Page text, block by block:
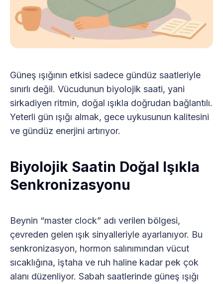
Güneş ışığının etkisi sadece gündüz saatleriyle
sınırlı değil. Vücudunun biyolojik saati, yani
sirkadiyen ritmin, doğal ışıkla doğrudan bağlantılı.
Yeterli gün ışığı almak, gece uykusunun kalitesini
ve gündüz enerjini artırıyor.
Biyolojik Saatin Doğal Işıkla
Senkronizasyonu
Beynin “master clock” adı verilen bölgesi,
çevreden gelen ışık sinyalleriyle ayarlanıyor. Bu
senkronizasyon, hormon salınımından vücut
sıcaklığına, iştaha ve ruh haline kadar pek çok
alanı düzenliyor. Sabah saatlerinde güneş ışığı